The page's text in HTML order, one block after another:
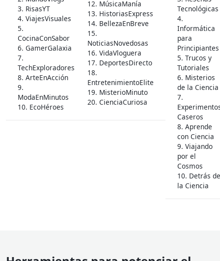
3. RisasYT
4. ViajesVisuales
5.
CocinaConSabor
6. GamerGalaxia
7.
TechExploradores
8. ArteEnAcción
9.
ModaEnMinutos
10. EcoHéroes
12. MúsicaManía
13. HistoriasExpress
14. BellezaEnBreve
15.
NoticiasNovedosas
16. VidaVloguera
17. DeportesDirecto
18.
EntretenimientoElite
19. MisterioMinuto
20. CienciaCuriosa
Tecnológicas
4.
Informática
para
Principiantes
5. Trucos y
Tutoriales
6. Misterios
de la Ciencia
7.
Caseros
8. Aprende
con Ciencia
9. Viajando
por el
Cosmos
10. Detrás de
la Ciencia